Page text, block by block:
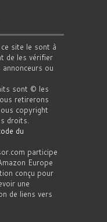
site le sont à
de les vérifier
ou
sont © les
retirerons
copyright
droits.
du
participe
Europe
conçu pour
une
de liens vers